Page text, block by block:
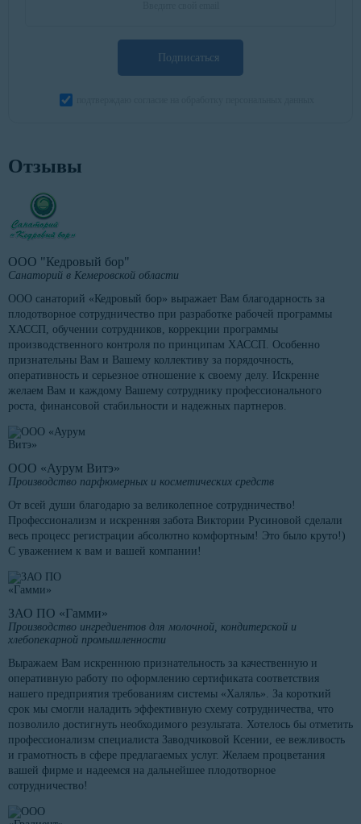
Подписаться
Отзывы
ООО "Кедровый бор"
Санаторий в Кемеровской области
ООО санаторий «Кедровый бор» выражает Вам благодарность за
плодотворное сотрудничество при разработке рабочей программы
ХАССП, обучении сотрудников, коррекции программы
производственного контроля по принципам ХАССП. Особенно
признательны Вам и Вашему коллективу за порядочность,
оперативность и серьезное отношение к своему делу. Искренне
желаем Вам и каждому Вашему сотруднику профессионального
роста, финансовой стабильности и надежных партнеров.
ООО «Аурум Витэ»
Производство парфюмерных и косметических средств
От всей души благодарю за великолепное сотрудничество!
Профессионализм и искренняя забота Виктории Русиновой сделали
весь процесс регистрации абсолютно комфортным! Это было круто!)
С уважением к вам и вашей компании!
ЗАО ПО «Гамми»
Производство ингредиентов для молочной, кондитерской и
хлебопекарной промышленности
Выражаем Вам искреннюю признательность за качественную и
оперативную работу по оформлению сертификата соответствия
нашего предприятия требованиям системы «Халяль». За короткий
срок мы смогли наладить эффективную схему сотрудничества, что
позволило достигнуть необходимого результата. Хотелось бы отметить
профессионализм специалиста Заводчиковой Ксении, ее вежливость
и грамотность в сфере предлагаемых услуг. Желаем процветания
вашей фирме и надеемся на дальнейшее плодотворное
сотрудничество!